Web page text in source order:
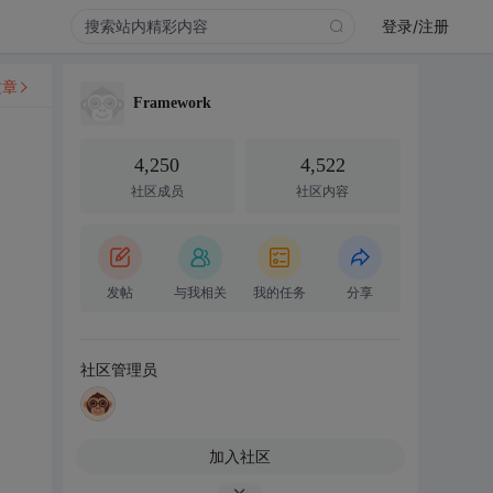
登录/注册
Framework
4,250
社区成员
4,522
社区内容
发帖 与我相关 我的任务 分享
社区管理员
加入社区